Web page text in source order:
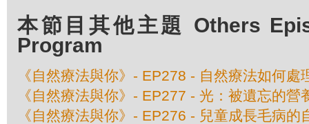
本節目其他主題 Others
Program
《自然療法與你》- EP278 - 自然療法如何處
《自然療法與你》- EP277 - 光：被遺忘的營
《自然療法與你》- EP276 - 兒童成長毛病的